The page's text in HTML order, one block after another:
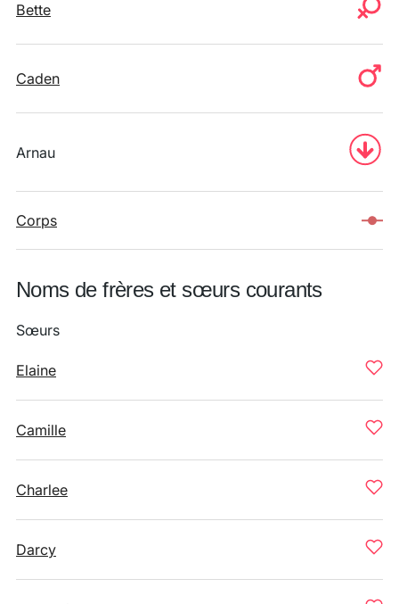
Bette
Caden
Arnau
Corps
Noms de frères et sœurs courants
Sœurs
Elaine
Camille
Charlee
Darcy